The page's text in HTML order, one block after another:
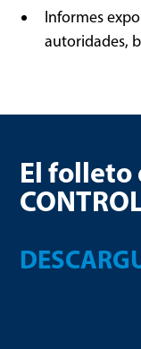
Informes
autoridades,
El folleto